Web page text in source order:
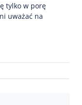
tylko w porę
uważać na